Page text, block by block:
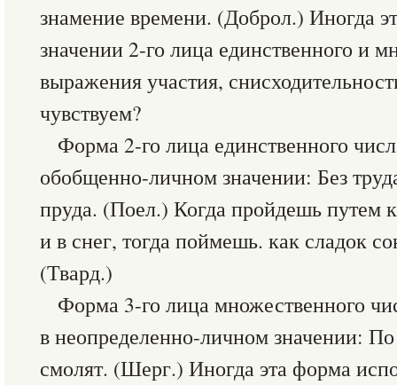
знамение времени. (Доброл.) Иногда
значении 2-го лица единственного и
выражения участия,
чувствуем?
Форма 2-го лица единственного
обобщенно-личном значении: Без
пруда. (Поел.) Когда пройдешь путем
и в снег, тогда поймешь. как сладок
(Твард.)
Форма 3-го лица множественного
в неопределенно-личном значении:
смолят. (Шерг.) Иногда эта форма